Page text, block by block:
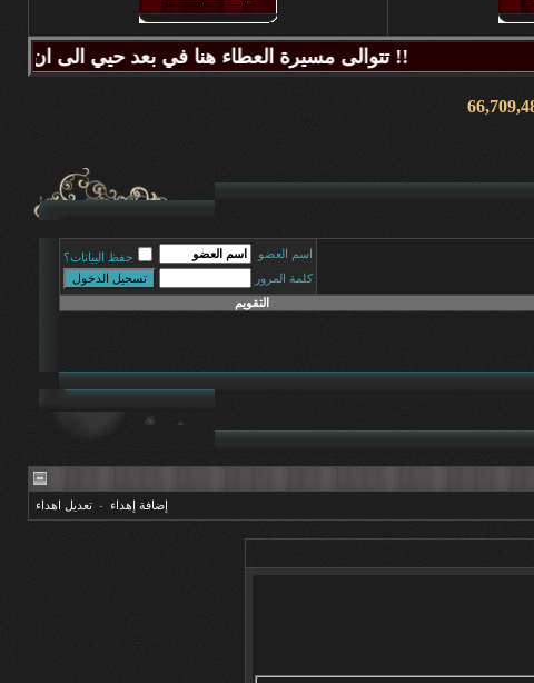
اسم العضو
حفظ البيانات؟
كلمة المرور
التقويم
إضافة إهداء - تعديل اهداء